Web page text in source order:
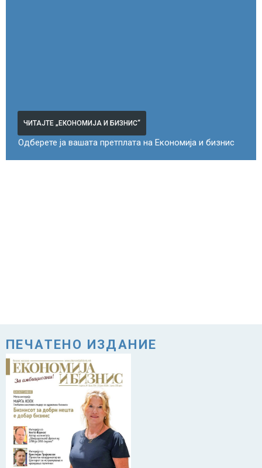
ЧИТАЈТЕ „ЕКОНОМИЈА И БИЗНИС“
Одберете ја вашата претплата на Економија и бизнис
ПЕЧАТЕНО ИЗДАНИЕ